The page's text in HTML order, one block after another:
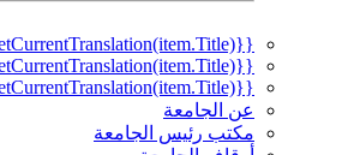
{{mmc.getCurrentTranslation(item.Title)}}
{{mmc.getCurrentTranslation(item.Title)}}
{{mmc.getCurrentTranslation(item.Title)}}
عن الجامعة
مكتب رئيس الجامعة